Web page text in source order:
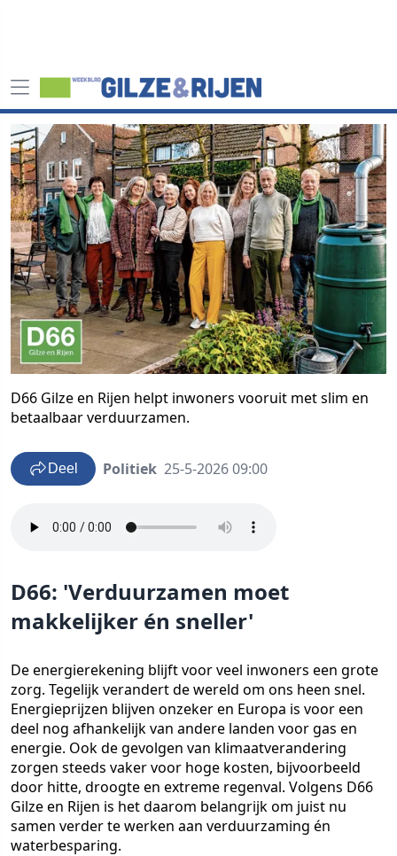
D66 Gilze en Rijen helpt inwoners vooruit met slim en
betaalbaar verduurzamen.
Deel Politiek 25-5-2026 09:00
D66: 'Verduurzamen moet
makkelijker én sneller'
De energierekening blijft voor veel inwoners een grote
zorg. Tegelijk verandert de wereld om ons heen snel.
Energieprijzen blijven onzeker en Europa is voor een
deel nog afhankelijk van andere landen voor gas en
energie. Ook de gevolgen van klimaatverandering
zorgen steeds vaker voor hoge kosten, bijvoorbeeld
door hitte, droogte en extreme regenval. Volgens D66
Gilze en Rijen is het daarom belangrijk om juist nu
samen verder te werken aan verduurzaming én
waterbesparing.